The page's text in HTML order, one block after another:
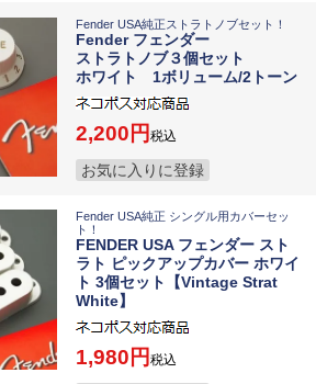
Fender USA純正ストラトノブセット！
Fender フェンダー
ストラトノブ３個セット
ホワイト 1ボリューム/2トーン
2,200 税込
お気に入りに登録
Fender USA純正 シングル用カバーセッ
ト！
FENDER USA フェンダー スト
ラト ピックアップカバー ホワイ
ト 3個セット【Vintage Strat
White】
1,980 税込